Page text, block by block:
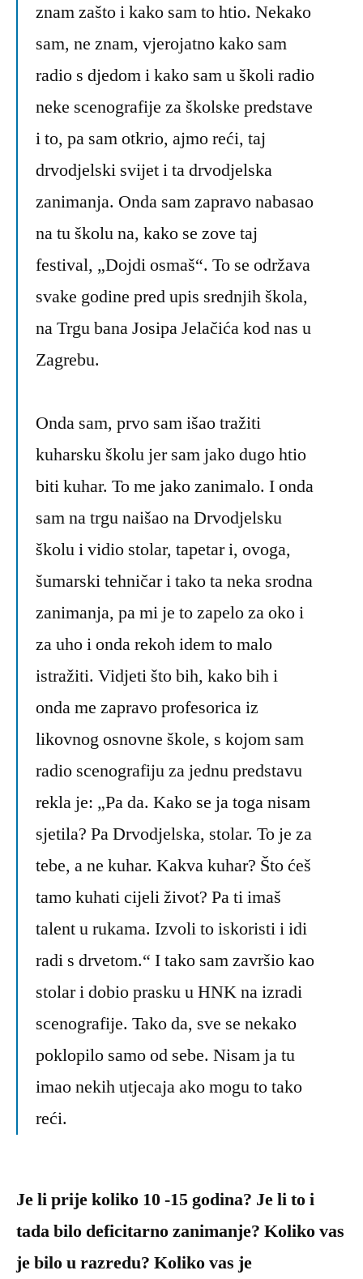
znam zašto i kako sam to htio. Nekako
sam, ne znam, vjerojatno kako sam
radio s djedom i kako sam u školi radio
neke scenografije za školske predstave
i to, pa sam otkrio, ajmo reći, taj
drvodjelski svijet i ta drvodjelska
zanimanja. Onda sam zapravo nabasao
na tu školu na, kako se zove taj
festival, „Dojdi osmaš“. To se održava
svake godine pred upis srednjih škola,
na Trgu bana Josipa Jelačića kod nas u
Zagrebu.
Onda sam, prvo sam išao tražiti
kuharsku školu jer sam jako dugo htio
biti kuhar. To me jako zanimalo. I onda
sam na trgu naišao na Drvodjelsku
školu i vidio stolar, tapetar i, ovoga,
šumarski tehničar i tako ta neka srodna
zanimanja, pa mi je to zapelo za oko i
za uho i onda rekoh idem to malo
istražiti. Vidjeti što bih, kako bih i
onda me zapravo profesorica iz
likovnog osnovne škole, s kojom sam
radio scenografiju za jednu predstavu
rekla je: „Pa da. Kako se ja toga nisam
sjetila? Pa Drvodjelska, stolar. To je za
tebe, a ne kuhar. Kakva kuhar? Što ćeš
tamo kuhati cijeli život? Pa ti imaš
talent u rukama. Izvoli to iskoristi i idi
radi s drvetom.“ I tako sam završio kao
stolar i dobio prasku u HNK na izradi
scenografije. Tako da, sve se nekako
poklopilo samo od sebe. Nisam ja tu
imao nekih utjecaja ako mogu to tako
reći.
Je li prije koliko 10 -15 godina? Je li to i
tada bilo deficitarno zanimanje? Koliko vas
je bilo u razredu? Koliko vas je